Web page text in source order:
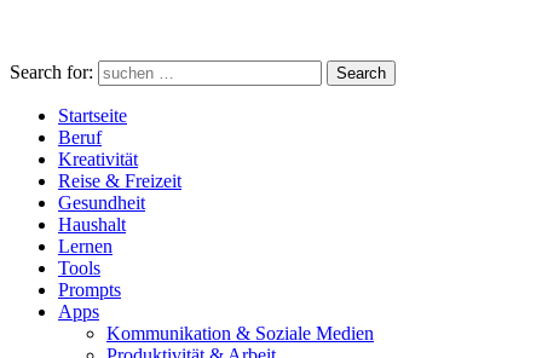
Search for: Search
Startseite
Beruf
Kreativität
Reise & Freizeit
Gesundheit
Haushalt
Lernen
Tools
Prompts
Apps
Kommunikation & Soziale Medien